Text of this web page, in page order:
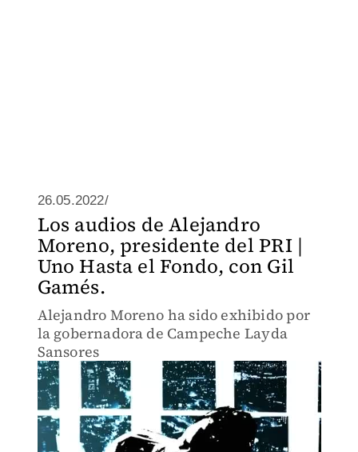
26.05.2022/
Los audios de Alejandro
Moreno, presidente del PRI |
Uno Hasta el Fondo, con Gil
Gamés.
Alejandro Moreno ha sido exhibido por
la gobernadora de Campeche Layda
Sansores